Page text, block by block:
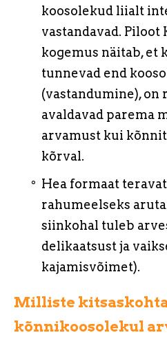
koosolekud liialt
vastandavad. Piloot
kogemus näitab, et
tunnevad end
(vastandumine), on
avaldavad parema
arvamust kui
kõrval.
Hea formaat
rahumeelseks
siinkohal tuleb
delikaatsust ja
kajamisvõimet).
Milliste
kõnnikoosolekul